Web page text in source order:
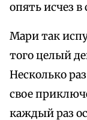
опять исчез в
Мари так
того целый
Несколько
свое
каждый раз